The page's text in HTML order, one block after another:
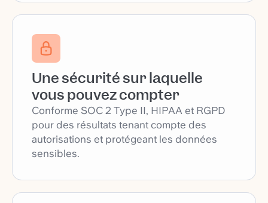
Une sécurité sur laquelle
vous pouvez compter
Conforme SOC 2 Type II, HIPAA et RGPD
pour des résultats tenant compte des
autorisations et protégeant les données
sensibles.